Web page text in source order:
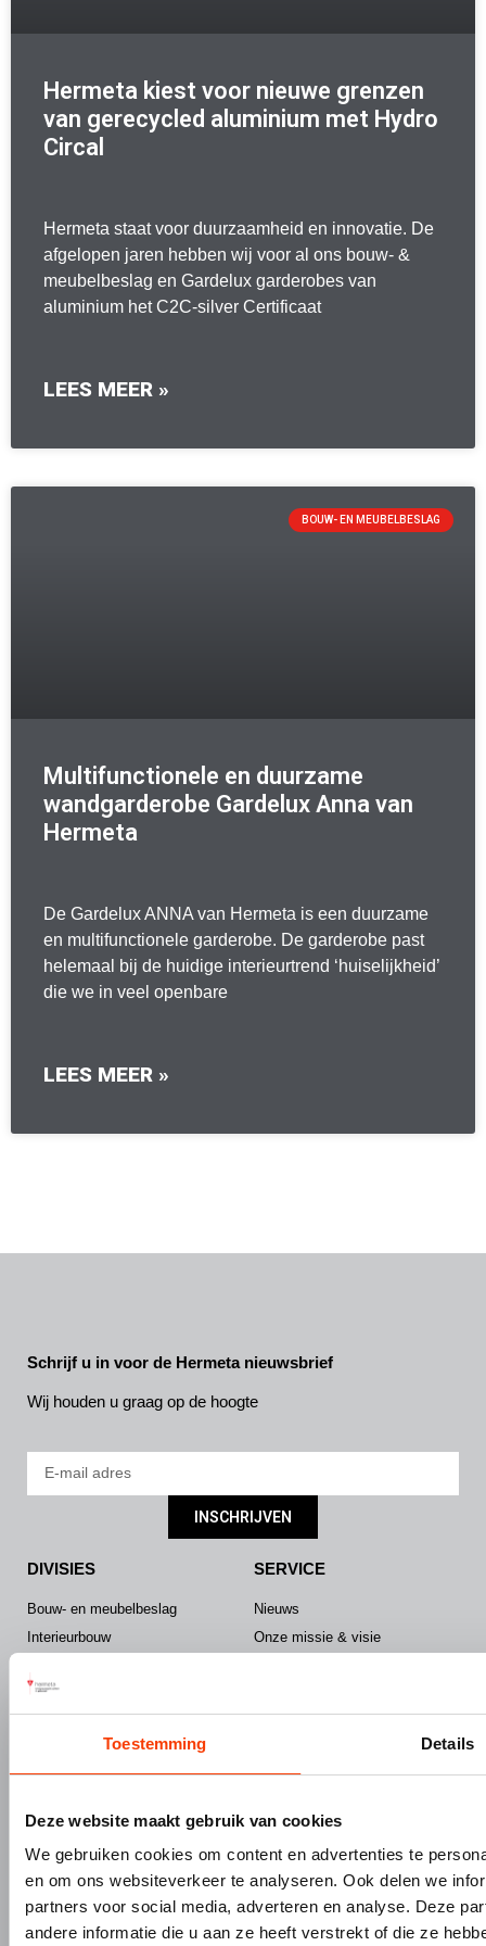
Toestemming Details
Deze website maakt gebruik van cookies
We gebruiken cookies om content en advertenties te
en om ons websiteverkeer te analyseren. Ook delen we
partners voor social media, adverteren en analyse. Deze
andere informatie die u aan ze heeft verstrekt of die ze
Hermeta kiest voor nieuwe grenzen
van gerecycled aluminium met Hydro
Circal
Hermeta staat voor duurzaamheid en innovatie. De
afgelopen jaren hebben wij voor al ons bouw- &
meubelbeslag en Gardelux garderobes van
aluminium het C2C-silver Certificaat
LEES MEER »
BOUW- EN MEUBELBESLAG
Multifunctionele en duurzame
wandgarderobe Gardelux Anna van
Hermeta
De Gardelux ANNA van Hermeta is een duurzame
en multifunctionele garderobe. De garderobe past
helemaal bij de huidige interieurtrend ‘huiselijkheid’
die we in veel openbare
LEES MEER »
Schrijf u in voor de Hermeta nieuwsbrief
Wij houden u graag op de hoogte
INSCHRIJVEN
DIVISIES
Bouw- en meubelbeslag
Interieurbouw
Over Hermeta
SERVICE
Nieuws
Onze missie & visie
Garderobes & zitbanken
Lockers & garderobekasten
Sanitaire scheidingswanden
Maatwerk interieurbouw
HerboLock
HerboKern
HerboTop